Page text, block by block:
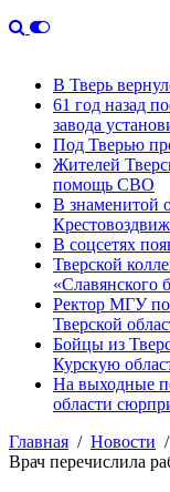
В Тверь
61 год назад
завода
Под Тверью
Жителей
помощь СВО
В знаменитой
В соцсетях
Тверской
«Славянского
Ректор МГУ
Тверской
Бойцы из
Курскую
На выходные
области
Главная
Новости
Врач перечислила